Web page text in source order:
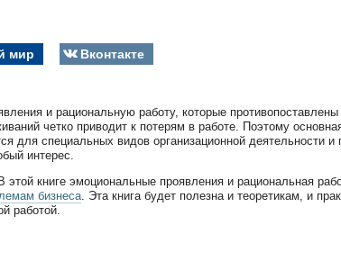
мир Вконтакте
и рациональную работу, которые
четко приводит к потерям в работе. Поэтому
для специальных видов организационной деятельности
интерес.
книге эмоциональные проявления и рациональная
бизнеса. Эта книга будет полезна и теоретикам, и
работой.